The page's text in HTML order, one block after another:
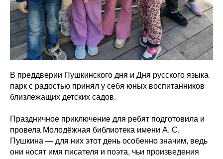
В преддверии Пушкинского дня и Дня русского языка
парк с радостью принял у себя юных воспитанников
близлежащих детских садов.
Праздничное приключение для ребят подготовила и
провела Молодёжная библиотека имени А. С.
Пушкина — для них этот день особенно значим, ведь
они носят имя писателя и поэта, чьи произведения